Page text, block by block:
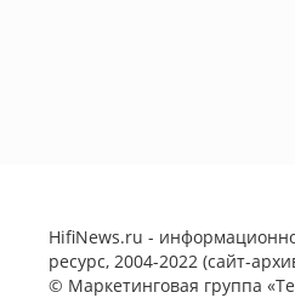
HifiNews.ru -
ресурс, 2004-2022 (сайт-
© Маркетинговая группа